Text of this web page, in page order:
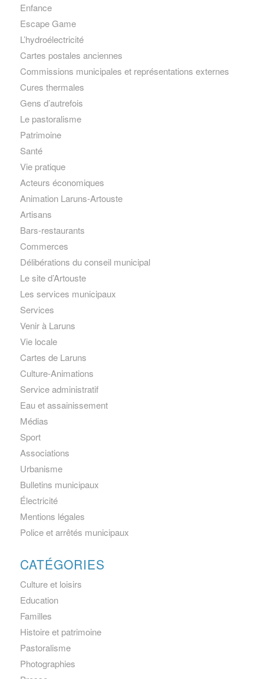
Enfance
Escape Game
L’hydroélectricité
Cartes postales anciennes
Commissions municipales et représentations externes
Cures thermales
Gens d’autrefois
Le pastoralisme
Patrimoine
Santé
Vie pratique
Acteurs économiques
Animation Laruns-Artouste
Artisans
Bars-restaurants
Commerces
Délibérations du conseil municipal
Le site d’Artouste
Les services municipaux
Services
Venir à Laruns
Vie locale
Cartes de Laruns
Culture-Animations
Service administratif
Eau et assainissement
Médias
Sport
Associations
Urbanisme
Bulletins municipaux
Électricité
Mentions légales
Police et arrêtés municipaux
CATÉGORIES
Culture et loisirs
Education
Familles
Histoire et patrimoine
Pastoralisme
Photographies